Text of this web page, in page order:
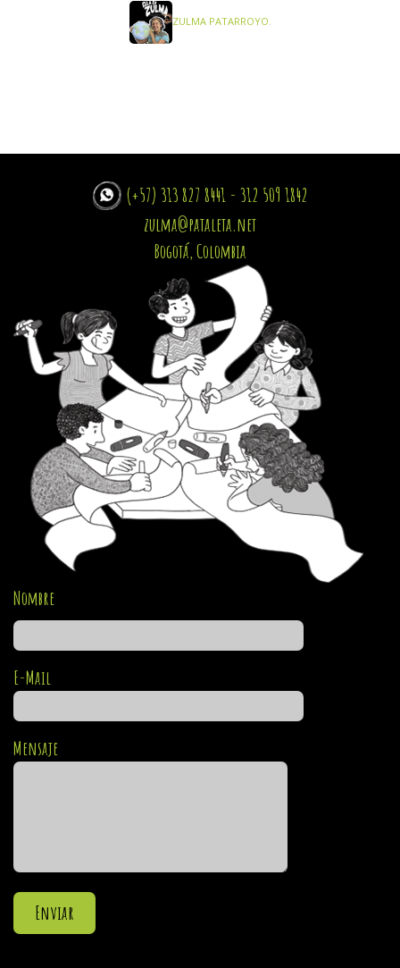
ZULMA PATARROYO
(+57) 313 827 8441 - 312 509 1842
zulma@pataleta.net
Bogotá, Colombia
Nombre
E-Mail
Mensaje